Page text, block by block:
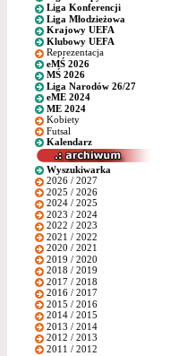
Liga Konferencji
Liga Młodzieżowa
Krajowy UEFA
Klubowy UEFA
Reprezentacja
eMŚ 2026
MŚ 2026
Liga Narodów 26/27
eME 2024
ME 2024
Kobiety
Futsal
Kalendarz
Wyszukiwarka
2026 / 2027
2025 / 2026
2024 / 2025
2023 / 2024
2022 / 2023
2021 / 2022
2020 / 2021
2019 / 2020
2018 / 2019
2017 / 2018
2016 / 2017
2015 / 2016
2014 / 2015
2013 / 2014
2012 / 2013
2011 / 2012